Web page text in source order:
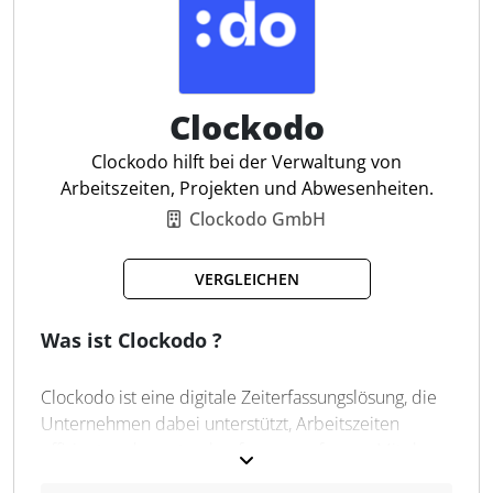
Management-System und der Integration in
bestehende Lohn- und Gehaltssysteme steigert die
Personalwesen. Für Steuerfachleute bietet
tisoware.HR Unterstützung bei der strukturierten
Arbeitszeit- und Projektabrechnung und erleichtert
so die Einhaltung gesetzlicher Vorgaben.
Digitale Zeiterfassung
Flexible Personalplanung
Mobile Zeiterfassung
Elektronische HR-Workflows
Zentrales HR-Dashboard
Automat. Abwesenheitsanträge
Clockodo
Clockodo hilft bei der Verwaltung von
Arbeitszeiten, Projekten und Abwesenheiten.
Clockodo GmbH
VERGLEICHEN
Was ist Clockodo ?
Clockodo ist eine digitale Zeiterfassungslösung, die
Unternehmen dabei unterstützt, Arbeitszeiten